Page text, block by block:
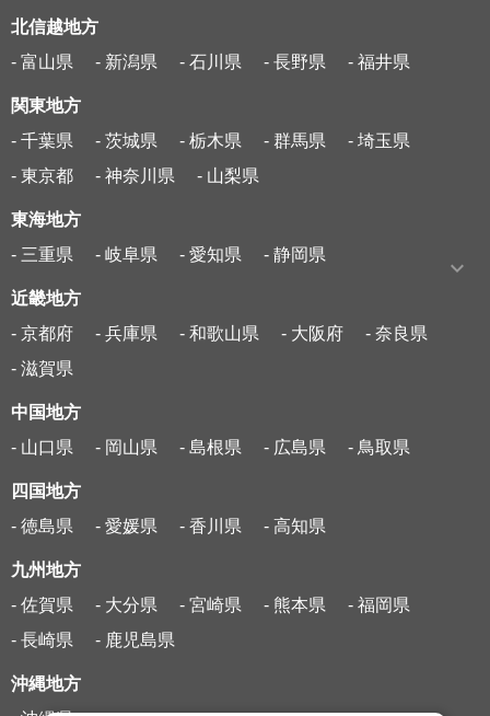
北信越地方
- 富山県
- 新潟県 - 石川県 - 長野県 - 福井県
関東地方
- 千葉県
- 茨城県 - 栃木県 - 群馬県
- 埼玉県
- 東京都
- 神奈川県 - 山梨県
東海地方
- 三重県
- 岐阜県 - 愛知県 - 静岡県
近畿地方
- 京都府
- 兵庫県 - 和歌山県 - 大阪府
- 奈良県
- 滋賀県
中国地方
- 山口県
- 岡山県 - 島根県 - 広島県 - 鳥取県
四国地方
- 徳島県
- 愛媛県 - 香川県 - 高知県
九州地方
- 佐賀県
- 大分県 - 宮崎県 - 熊本県
- 福岡県
- 長崎県
- 鹿児島県
沖縄地方